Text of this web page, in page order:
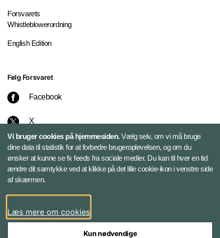
Forsvarets
Whistleblowerordning
English Edition
Følg Forsvaret
Facebook
X
Instagram
Bluesky
LinkedIn
Vi bruger cookies på hjemmesiden.Vælg selv, om vi må bruge
dine data til statistik for at forbedre brugeroplevelsen, og om du
ønsker at kunne se fx feeds fra sociale medier. Du kan til hver en tid
ændre dit samtykke ved at klikke på det lille cookie-ikon i venstre side
af skærmen.
Læs mere om cookies
Kun nødvendige